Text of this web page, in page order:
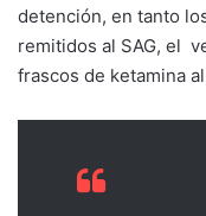
detención, en tanto
remitidos al SAG, el
frascos de ketamina